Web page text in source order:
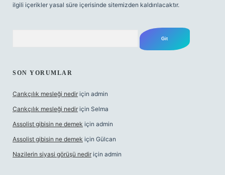
ilgili içerikler yasal süre içerisinde sitemizden kaldırılacaktır.
SON YORUMLAR
Çarıkçılık mesleği nedir için admin
Çarıkçılık mesleği nedir için Selma
Assolist gibisin ne demek için admin
Assolist gibisin ne demek için Gülcan
Nazilerin siyasi görüşü nedir için admin